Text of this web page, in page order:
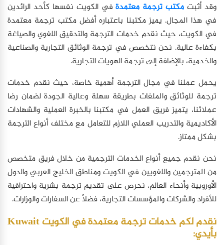
وقد أثبت مكتب ترجمة معتمدةفي الكويت نفسها كأحد الرائدين
في هذا المجال. يميز مكتبنا باعتباره أفضل مكتب ترجمة معتمدة
في الكويت، حيث نقدم خدمات الترجمة والتدقيق اللغوي والصياغة
بكفاءة عالية. نحن نتخصص في ترجمة الوثائق التجارية والصناعية
والخدمية، بالإضافة إلى ترجمة الهويات التجارية.
يحمل عملنا في مجال الترجمة أهمية خاصة، حيث نقدم خدمات
ترجمة للوثائق والملفات بطريقة سهلة وعالية الجودة لضمان رضا
عملائنا، يتميز فريق العمل في مكتبنا بالخبرة العملية والشهادات
الأكاديمية والتدريب العملي اللازم للتعامل مع مختلف أنواع الترجمة
بشكل ممتاز.
نحن نقدم جميع أنواع الخدمات الترجمية من خلال فريق متخصص
من المترجمين واللغويين في الكويت ومناطق الخليج العربي والدول
الأوروبية وأنحاء العالم، نحرص على تقديم ترجمة بشرية واحترافية
للأفراد والشركات والمؤسسات التجارية، فضلاً عن السفارات والوزارات.
نقدم لكم خدمات ترجمة معتمدة في الكويت Kuwait
بأيدي: